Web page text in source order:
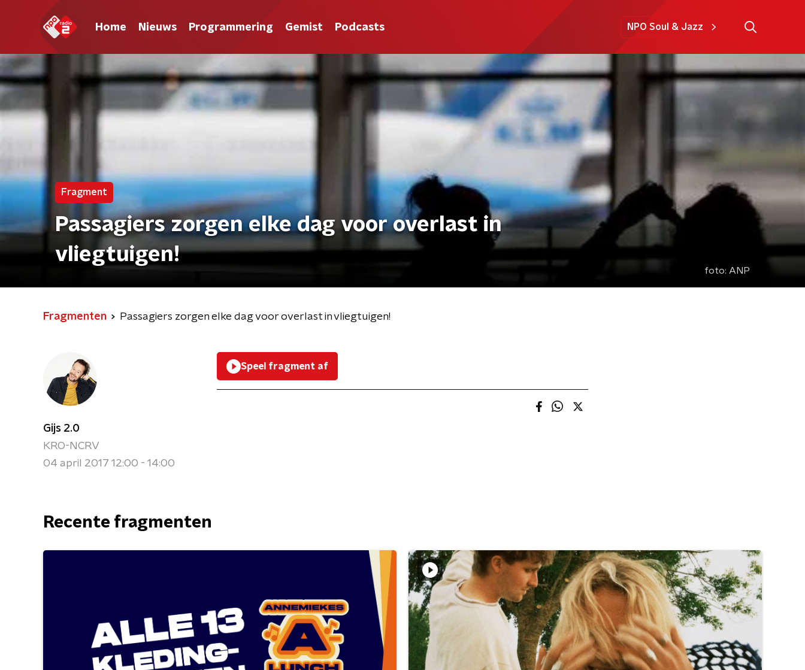
Home Nieuws Programmering Gemist Podcasts NPO Soul & Jazz
Fragment
Passagiers zorgen elke dag voor overlast in
vliegtuigen!
foto: ANP
Fragmenten Passagiers zorgen elke dag voor overlast in vliegtuigen!
Gijs 2.0
KRO-NCRV
04 april 2017 12:00 - 14:00
Speel fragment af
Recente fragmenten